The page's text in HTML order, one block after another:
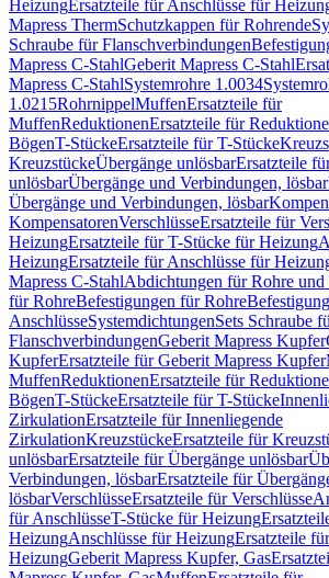
HeizungErsatzteile für Anschlüsse für
Mapress ThermSchutzkappen für Rohrende
Schraube für Flanschverbindungen
Mapress C-StahlGeberit Mapress C-Stahl
Mapress C-StahlSystemrohre 1.0034
1.0215RohrnippelMuffenErsatzteile für
MuffenReduktionenErsatzteile für
BögenT-StückeErsatzteile für T-Stücke
KreuzstückeÜbergänge unlösbarErsatzteile
unlösbarÜbergänge und Verbindungen, lösbar
Übergänge und Verbindungen, lösbar
KompensatorenVerschlüsseErsatzteile für
HeizungErsatzteile für T-Stücke für Heizung
HeizungErsatzteile für Anschlüsse für
Mapress C-StahlAbdichtungen für Rohre und
für RohreBefestigungen für Rohre
AnschlüsseSystemdichtungenSets Schraube
FlanschverbindungenGeberit Mapress Kupfer
KupferErsatzteile für Geberit Mapress Kupfer
MuffenReduktionenErsatzteile für
BögenT-StückeErsatzteile für T-Stücke
ZirkulationErsatzteile für Innenliegende
ZirkulationKreuzstückeErsatzteile für
unlösbarErsatzteile für Übergänge unlösbar
Verbindungen, lösbarErsatzteile für
lösbarVerschlüsseErsatzteile für Verschlüsse
für AnschlüsseT-Stücke für Heizung
HeizungAnschlüsse für HeizungErsatzteile
HeizungGeberit Mapress Kupfer, Gas